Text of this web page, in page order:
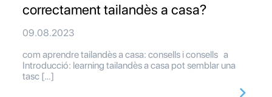
correctament tailandès a casa?
09.08.2023
com aprendre tailandès a casa: consells i consells a
Introducció: learning tailandès a casa pot semblar una
tasc […]